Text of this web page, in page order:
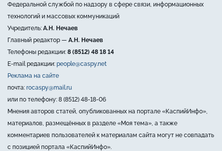
Федеральной службой по надзору в сфере связи, информационных
технологий и массовых коммуникаций
Учредитель: А.Н. Нечаев
Главный редактор — А.Н. Нечаев
Телефоны редакции: 8 (8512) 48 18 14
E-mail редакции: people@caspy.net
Реклама на сайте
почта: rocaspy@mail.ru
или по телефону: 8 (8512) 48-18-06
Мнения авторов статей, опубликованных на портале «КаспийИнфо»,
материалов, размещённых в разделе «Моя тема», а также
комментариев пользователей к материалам сайта могут не совпадать
с позицией портала «КаспийИнфо».